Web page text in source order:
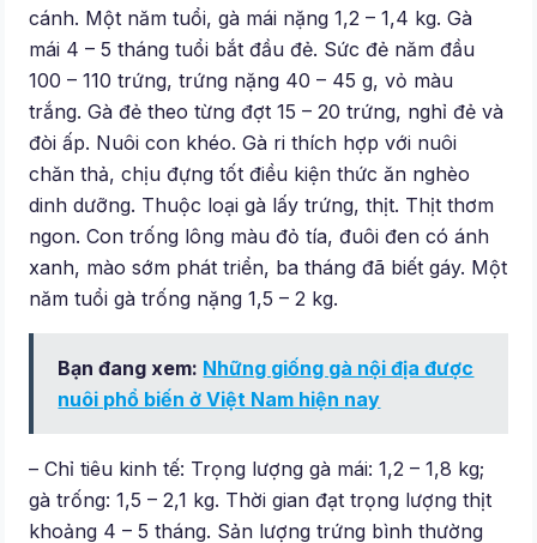
cánh. Một năm tuổi, gà mái nặng 1,2 – 1,4 kg. Gà
mái 4 – 5 tháng tuổi bắt đầu đẻ. Sức đẻ năm đầu
100 – 110 trứng, trứng nặng 40 – 45 g, vỏ màu
trắng. Gà đẻ theo từng đợt 15 – 20 trứng, nghỉ đẻ và
đòi ấp. Nuôi con khéo. Gà ri thích hợp với nuôi
chăn thả, chịu đựng tốt điều kiện thức ăn nghèo
dinh dưỡng. Thuộc loại gà lấy trứng, thịt. Thịt thơm
ngon. Con trống lông màu đỏ tía, đuôi đen có ánh
xanh, mào sớm phát triển, ba tháng đã biết gáy. Một
năm tuổi gà trống nặng 1,5 – 2 kg.
Bạn đang xem: Những giống gà nội địa được
nuôi phổ biến ở Việt Nam hiện nay
– Chỉ tiêu kinh tế: Trọng lượng gà mái: 1,2 – 1,8 kg;
gà trống: 1,5 – 2,1 kg. Thời gian đạt trọng lượng thịt
khoảng 4 – 5 tháng. Sản lượng trứng bình thường